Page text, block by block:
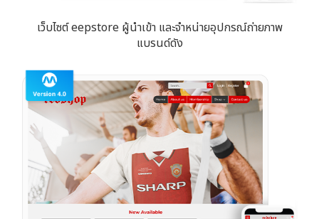
เว็บไซต์ eepstore ผู้นำเข้า และจำหน่ายอุปกรณ์ถ่ายภาพ
แบรนด์ดัง